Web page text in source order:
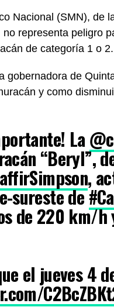
Nacional (SMN), de
representa peligro
de categoría 1 o 2.
gobernadora de
y como
La
“Beryl”,
,
sureste de
de 220 km/
el jueves 4